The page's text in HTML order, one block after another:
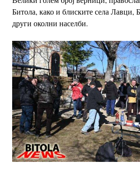
Битола, како и блиските села Лавци,
други околни населби.